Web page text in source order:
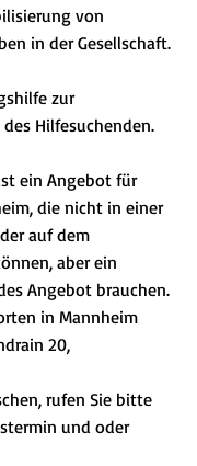
von
in der Gesellschaft.
zur
Hilfesuchenden.
ein Angebot für
die nicht in einer
auf dem
aber ein
Angebot brauchen.
in Mannheim
20,
rufen Sie bitte
und oder